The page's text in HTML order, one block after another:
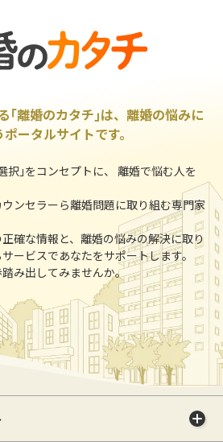
｢離婚のカタチ｣は、離婚の悩みに
ータルサイトです。
｣をコンセプトに、 離婚で悩む人を
ンセラーら離婚問題に取り組む専門家
確な情報と、離婚の悩みの解決に取り
ービスであなたをサポートします。
み出してみませんか。